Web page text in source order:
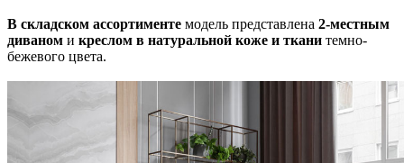
В складском ассортименте модель представлена 2-местным
диваном и креслом в натуральной коже и ткани темно-
бежевого цвета.